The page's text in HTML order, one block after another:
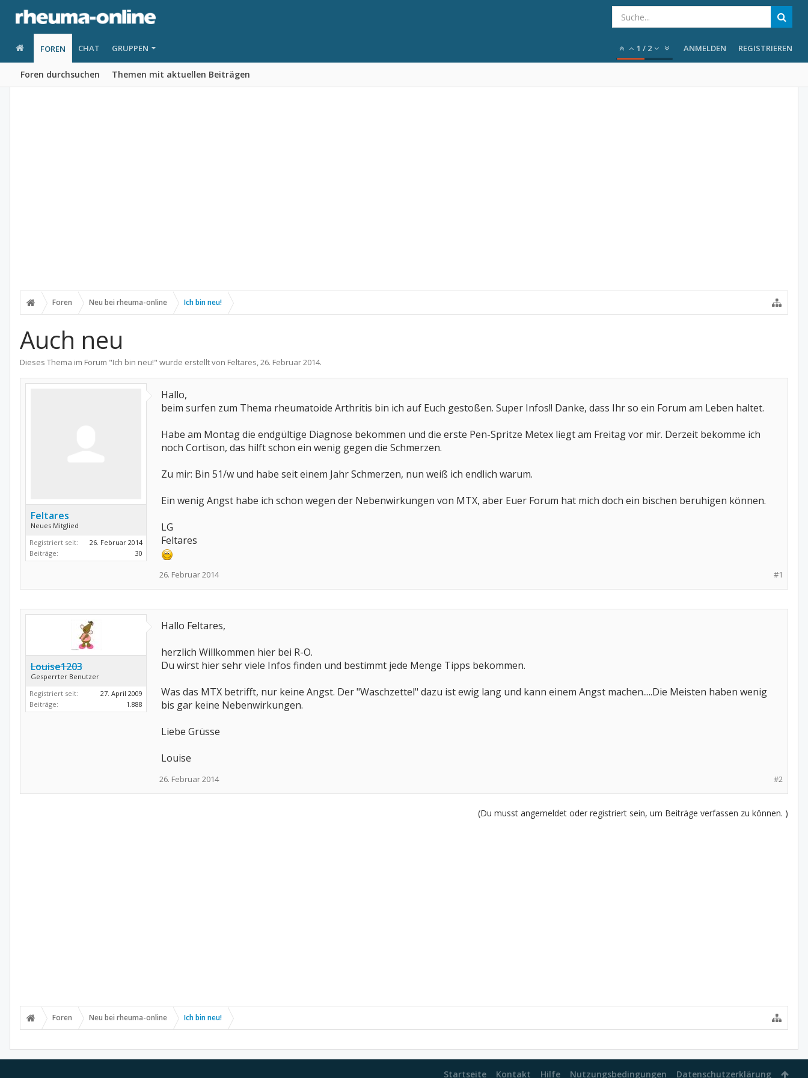
FOREN
Foren durchsuchen Themen mit aktuellen Beiträgen
CHAT GRUPPEN 1 / 2 ANMELDEN REGISTRIEREN
Foren Neu bei rheuma-online Ich bin neu!
Auch neu
Dieses Thema im Forum "Ich bin neu!" wurde erstellt von Feltares,26. Februar 2014.
Feltares
Neues Mitglied
Registriert seit:
26. Februar 2014
Beiträge:
30
Hallo,
beim surfen zum Thema rheumatoide Arthritis bin ich auf Euch gestoßen. Super Infos!! Danke, dass Ihr so ein Forum am Leben haltet.
Habe am Montag die endgültige Diagnose bekommen und die erste Pen-Spritze Metex liegt am Freitag vor mir. Derzeit bekomme ich
noch Cortison, das hilft schon ein wenig gegen die Schmerzen.
Zu mir: Bin 51/w und habe seit einem Jahr Schmerzen, nun weiß ich endlich warum.
Ein wenig Angst habe ich schon wegen der Nebenwirkungen von MTX, aber Euer Forum hat mich doch ein bischen beruhigen können.
LG
Feltares
#1
26. Februar 2014
Louise1203
Gesperrter Benutzer
Registriert seit:
27. April 2009
Beiträge:
1.888
Hallo Feltares,
herzlich Willkommen hier bei R-O.
Du wirst hier sehr viele Infos finden und bestimmt jede Menge Tipps bekommen.
Was das MTX betrifft, nur keine Angst. Der "Waschzettel" dazu ist ewig lang und kann einem Angst machen.....Die Meisten haben wenig
bis gar keine Nebenwirkungen.
Liebe Grüsse
Louise
#2
26. Februar 2014
(Du musst angemeldet oder registriert sein, um Beiträge verfassen zu können. )
Foren Neu bei rheuma-online Ich bin neu!
Startseite Kontakt Hilfe Nutzungsbedingungen Datenschutzerklärung